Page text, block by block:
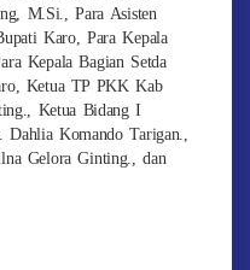
M.Si., Para Asisten
Karo, Para Kepala
Kepala Bagian Setda
Ketua TP PKK Kab
Ketua Bidang I
Komando Tarigan.,
Gelora Ginting., dan